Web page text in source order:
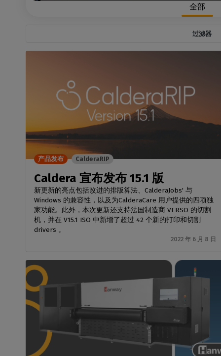
全部
过滤器
Caldera 宣布发布 15.1 版
新更新的亮点包括改进的排版算法、CalderaJobs' 与
Windows 的兼容性，以及为CalderaCare 用户提供的四项独
家功能。此外，本次更新还支持法国制造商 VERSO 的切割
机，并在 V15.1 ISO 中新增了超过 42 个新的打印和切割
drivers 。
2022 年 6 月 8 日
产品发布 CalderaRIP